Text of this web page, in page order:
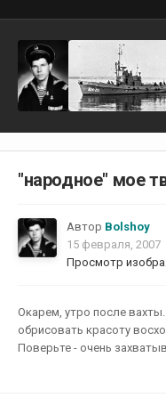
"народное" мое
Автор Bolshoy
15 февраля, 2007
Просмотр
Окарем, утро после
обрисовать красоту
Поверьте - очень